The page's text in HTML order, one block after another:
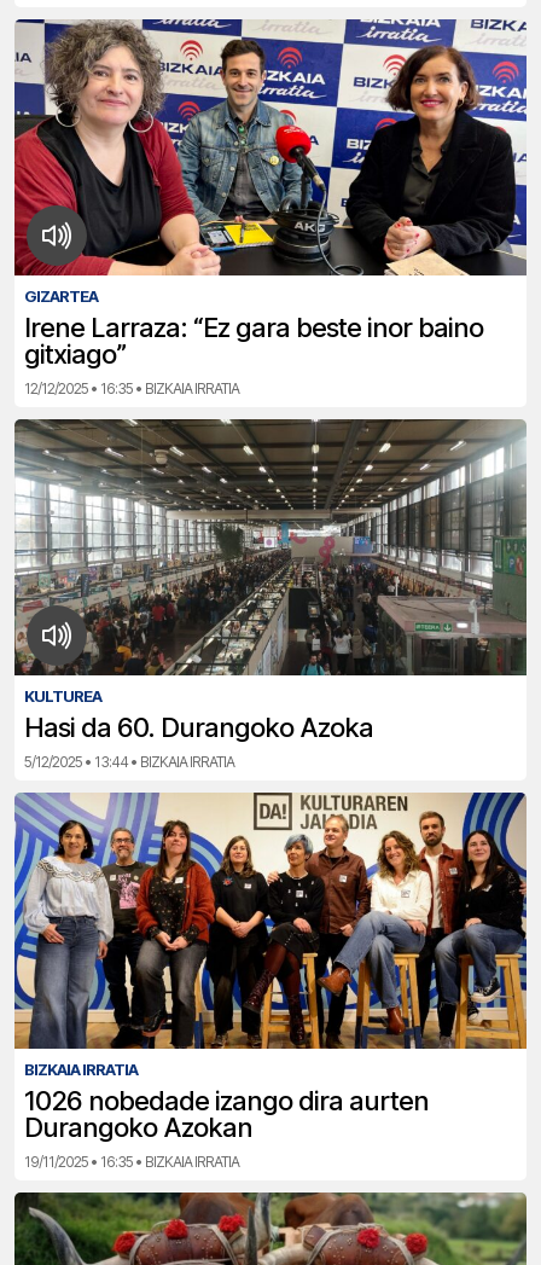
GIZARTEA
Irene Larraza: “Ez gara beste inor baino
gitxiago”
12/12/2025 • 16:35 • BIZKAIA IRRATIA
KULTUREA
Hasi da 60. Durangoko Azoka
5/12/2025 • 13:44 • BIZKAIA IRRATIA
BIZKAIA IRRATIA
1026 nobedade izango dira aurten
Durangoko Azokan
19/11/2025 • 16:35 • BIZKAIA IRRATIA